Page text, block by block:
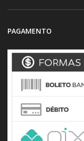
PAGAMENTO